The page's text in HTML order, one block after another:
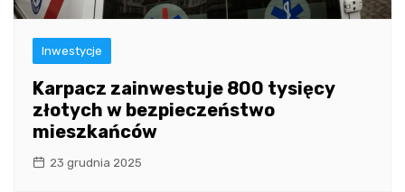
Inwestycje
Karpacz zainwestuje 800 tysięcy
złotych w bezpieczeństwo
mieszkańców
23 grudnia 2025